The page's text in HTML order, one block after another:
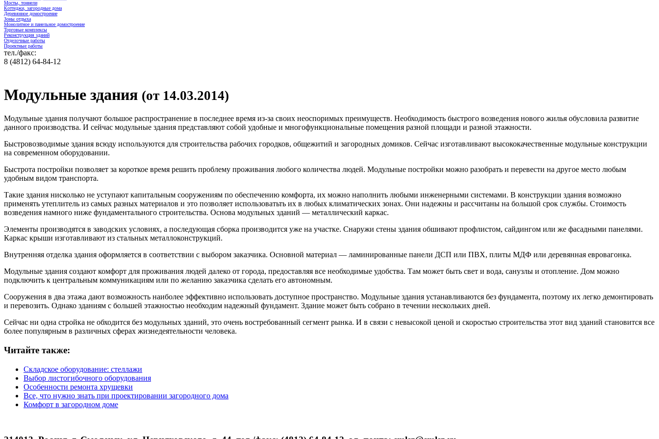
Мосты, тоннели
Коттеджи, загородные дома
Деревянное домостроение
Зоны отдыха
Монолитное и панельное домостроение
Торговые комплексы
Реконструкция зданий
Отделочные работы
Проектные работы
тел./факс:
8 (4812) 64-84-12
Модульные здания (от 14.03.2014)
Модульные здания получают большое распространение в последнее время из-за своих неоспоримых преимуществ. Необходимость быстрого возведения нового жилья обусловила развитие
данного производства. И сейчас модульные здания представляют собой удобные и многофункциональные помещения разной площади и разной этажности.
Быстровозводимые здания всюду используются для строительства рабочих городков, общежитий и загородных домиков. Сейчас изготавливают высококачественные модульные конструкции
на современном оборудовании.
Быстрота постройки позволяет за короткое время решить проблему проживания любого количества людей. Модульные постройки можно разобрать и перевести на другое место любым
удобным видом транспорта.
Такие здания нисколько не уступают капитальным сооружениям по обеспечению комфорта, их можно наполнить любыми инженерными системами. В конструкции здания возможно
применять утеплитель из самых разных материалов и это позволяет использоватьть их в любых климатических зонах. Они надежны и рассчитаны на большой срок службы. Стоимость
возведения намного ниже фундаментального строительства. Основа модульных зданий — металлический каркас.
Элементы производятся в заводских условиях, а последующая сборка производится уже на участке. Снаружи стены здания обшивают профлистом, сайдингом или же фасадными панелями.
Каркас крыши изготавливают из стальных металлоконструкций.
Внутренняя отделка здания оформляется в соответствии с выбором заказчика. Основной материал — ламинированные панели ДСП или ПВХ, плиты МДФ или деревянная евровагонка.
Модульные здания создают комфорт для проживания людей далеко от города, предоставляя все необходимые удобства. Там может быть свет и вода, санузлы и отопление. Дом можно
подключить к центральным коммуникациям или по желанию заказчика сделать его автономным.
Сооружения в два этажа дают возможность наиболее эффективно использовать доступное пространство. Модульные здания устанавливаются без фундамента, поэтому их легко демонтировать
и перевозить. Однако зданиям с большей этажностью необходим надежный фундамент. Здание может быть собрано в течении нескольких дней.
Сейчас ни одна стройка не обходится без модульных зданий, это очень востребованный сегмент рынка. И в связи с невысокой ценой и скоростью строительства этот вид зданий становится все
более популярным в различных сферах жизнедеятельности человека.
Читайте также:
Складское оборудование: стеллажи
Выбор листогибочного оборудования
Особенности ремонта хрущевки
Все, что нужно знать при проектировании загородного дома
Комфорт в загородном доме